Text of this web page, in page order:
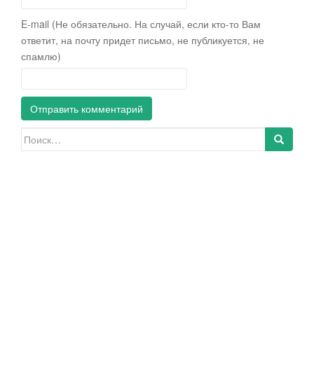
E-mail (Не обязательно. На случай, если кто-то Вам
ответит, на почту придет письмо, не публикуется, не
спамлю)
Искать: